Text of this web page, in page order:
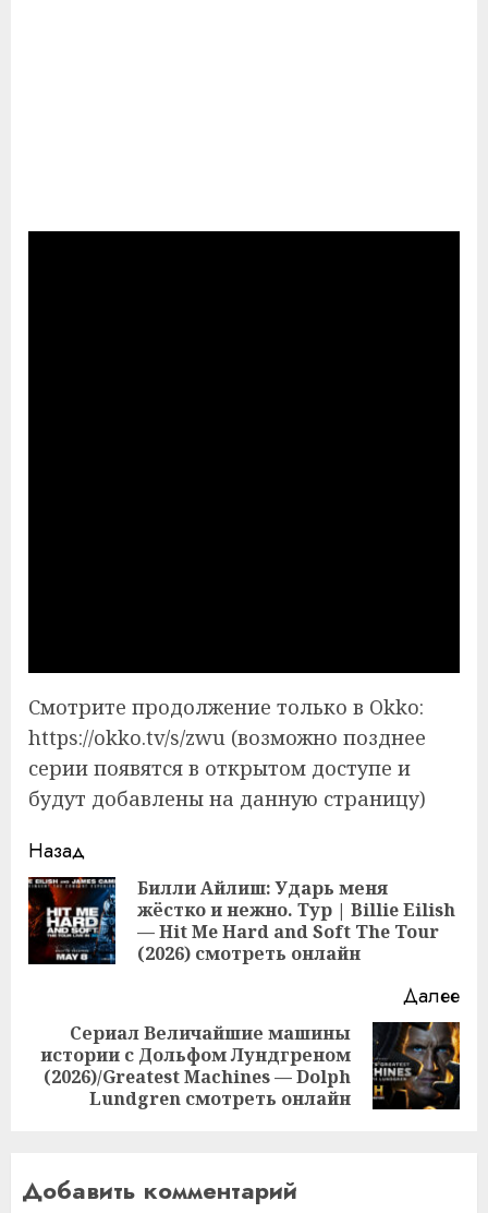
Смотрите продолжение только в Okko:
https://okko.tv/s/zwu (возможно позднее
серии появятся в открытом доступе и
будут добавлены на данную страницу)
Продолжить
чтение
Назад
Билли Айлиш: Ударь меня
жёстко и нежно. Тур | Billie Eilish
— Hit Me Hard and Soft The Tour
(2026) смотреть онлайн
Далее
Следующая
запись:
Сериал Величайшие машины
истории с Дольфом Лундгреном
(2026)/Greatest Machines — Dolph
Lundgren смотреть онлайн
Добавить комментарий